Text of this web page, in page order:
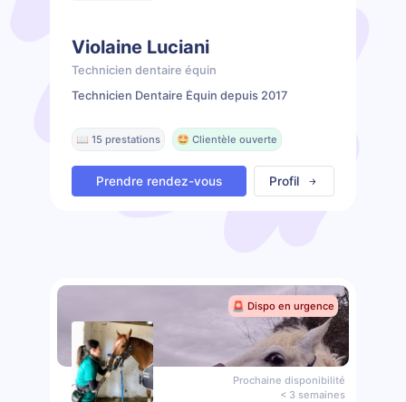
Violaine Luciani
Technicien dentaire équin
Technicien Dentaire Équin depuis 2017
📖 15 prestations 🤩 Clientèle ouverte
Prendre rendez-vous Profil
🚨 Dispo en urgence
Prochaine disponibilité
< 3 semaines